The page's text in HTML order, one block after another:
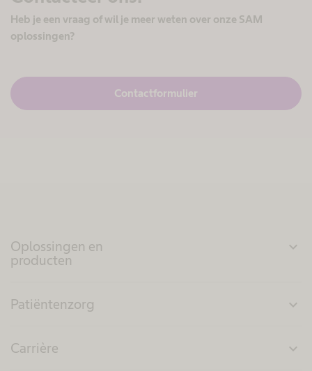
Heb je een vraag of wil je meer weten over onze SAM
oplossingen?
Contactformulier
Oplossingen en
producten
expand_more
Patiëntenzorg expand_more
Carrière expand_more